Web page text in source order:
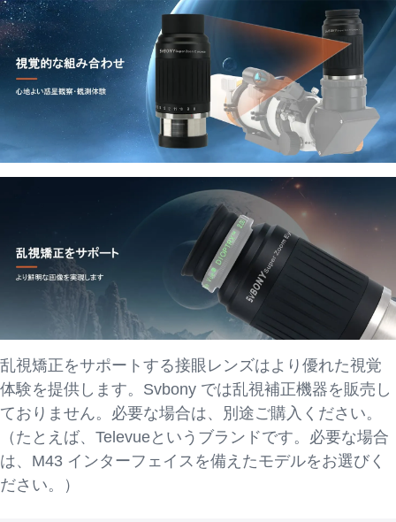
乱視矯正をサポートする接眼レンズはより優れた視覚
体験を提供します。Svbony では乱視補正機器を販売し
ておりません。必要な場合は、別途ご購入ください。
（たとえば、Televueというブランドです。必要な場合
は、M43 インターフェイスを備えたモデルをお選びく
ださい。）